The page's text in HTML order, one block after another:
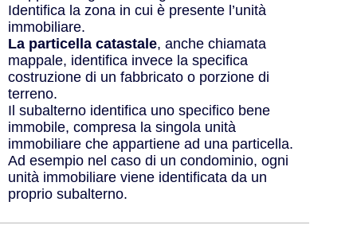
Identifica la zona in cui è presente l’unità
immobiliare.
La particella catastale, anche chiamata
mappale, identifica invece la specifica
costruzione di un fabbricato o porzione di
terreno.
Il subalterno identifica uno specifico bene
immobile, compresa la singola unità
immobiliare che appartiene ad una particella.
Ad esempio nel caso di un condominio, ogni
unità immobiliare viene identificata da un
proprio subalterno.